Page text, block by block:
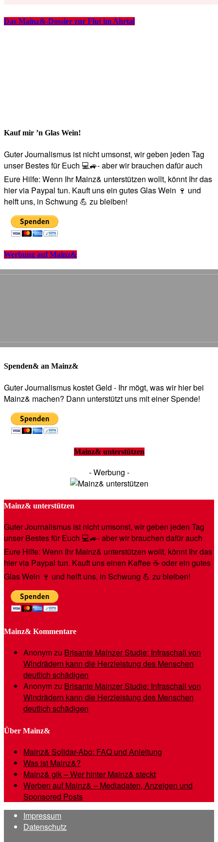
Das Mainz&-Dossier zur Flut im Ahrtal
Kauf mir ’n Glas Wein!
Guter Journalismus ist nicht umsonst, wir geben jeden Tag
unser Bestes für Euch 💻🚙- aber wir brauchen dafür auch
Eure Hilfe: Wenn Ihr Mainz& unterstützen wollt, könnt Ihr das
hier via Paypal tun. Kauft uns ein gutes Glas Wein 🍷 und
helft uns, in Schwung 💪 zu bleiben!
Werbung auf Mainz&
Spenden& an Mainz&
Guter Journalismus kostet Geld - Ihr mögt, was wir hier bei
Mainz& machen? Dann unterstützt uns mit einer Spende!
Mainz& unterstützen
- Werbung -
Mainz& unterstützen
Guter Journalismus ist nicht umsonst, wir geben jeden Tag
unser Bestes für Euch 💻🚙- aber wir brauchen dafür auch
Eure Hilfe: Wenn Ihr Mainz& unterstützen wollt, könnt Ihr das
hier via Paypal tun. Kauft uns einen Kaffee ☕️ oder ein gutes
Glas Wein 🍷 und helft uns, in Schwung 💪 zu bleiben!
Mainz& Kommentare
Anonymzu Brisante Mainzer Studie: Infraschall von
Windrädern kann die Herzleistung des Menschen
deutlich schädigen
Anonymzu Brisante Mainzer Studie: Infraschall von
Windrädern kann die Herzleistung des Menschen
deutlich schädigen
Über Mainz&
Mainz& Solidar-Abo: FAQ und Anleitung
Was ist Mainz&?
Mainz& gik – Wer hinter Mainz& steckt
Werben auf Mainz& – Mediadaten, Anzeigen und
Sponsored Posts
Impressum
Datenschutz